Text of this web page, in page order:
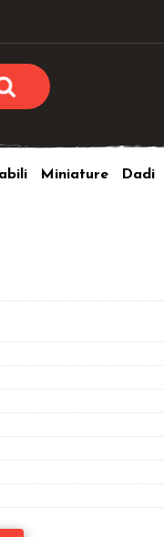
e la password e poi
Miniature Dadi